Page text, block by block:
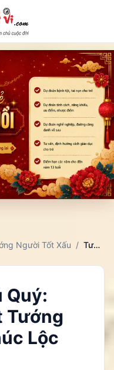
Người Tốt Xấu / Tướng Tai Phú Quý: Nhận Diện Nét Tướng Cát Tường, Phúc Lộc Song Toàn
Quý:
Tướng
Lộc